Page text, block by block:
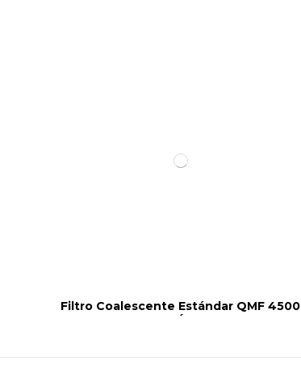
Filtro Coalescente Estándar QMF 4500
´